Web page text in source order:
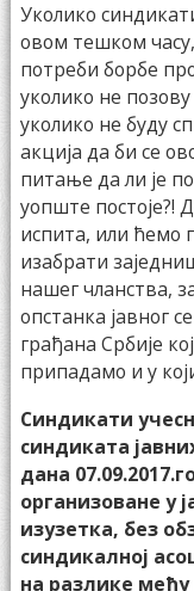
Уколико
овом тешком
потреби борбе
уколико не позову
уколико не буду
акција да би се
питање да ли је
уопште постоје?!
испита, или ћемо
изабрати
нашег чланства,
опстанка јавног
грађана Србије
припадамо и у
Синдикати
синдиката
дана
организоване у
изузетка, без
синдикалној
на разлике